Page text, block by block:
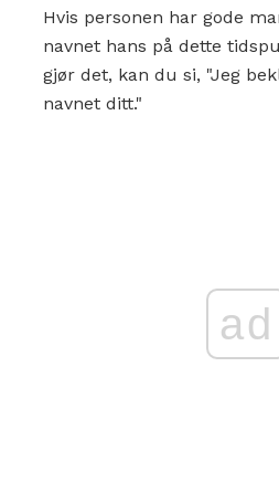
Hvis personen har gode
navnet hans på dette
gjør det, kan du si, "Jeg
navnet ditt."
ad